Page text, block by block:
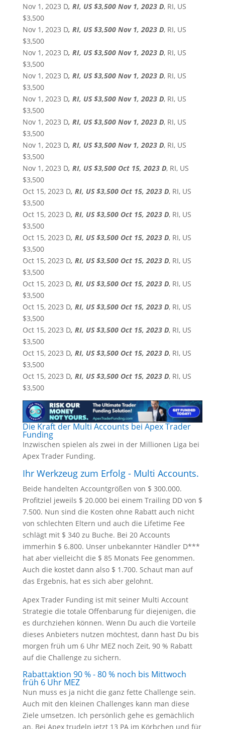
Nov 1, 2023 D, RI, US $3,500 Nov 1, 2023 D, RI, US
$3,500
Nov 1, 2023 D, RI, US $3,500 Nov 1, 2023 D, RI, US
$3,500
Nov 1, 2023 D, RI, US $3,500 Nov 1, 2023 D, RI, US
$3,500
Nov 1, 2023 D, RI, US $3,500 Nov 1, 2023 D, RI, US
$3,500
Nov 1, 2023 D, RI, US $3,500 Nov 1, 2023 D, RI, US
$3,500
Nov 1, 2023 D, RI, US $3,500 Nov 1, 2023 D, RI, US
$3,500
Nov 1, 2023 D, RI, US $3,500 Nov 1, 2023 D, RI, US
$3,500
Nov 1, 2023 D, RI, US $3,500 Oct 15, 2023 D, RI, US
$3,500
Oct 15, 2023 D, RI, US $3,500 Oct 15, 2023 D, RI, US
$3,500
Oct 15, 2023 D, RI, US $3,500 Oct 15, 2023 D, RI, US
$3,500
Oct 15, 2023 D, RI, US $3,500 Oct 15, 2023 D, RI, US
$3,500
Oct 15, 2023 D, RI, US $3,500 Oct 15, 2023 D, RI, US
$3,500
Oct 15, 2023 D, RI, US $3,500 Oct 15, 2023 D, RI, US
$3,500
Oct 15, 2023 D, RI, US $3,500 Oct 15, 2023 D, RI, US
$3,500
Oct 15, 2023 D, RI, US $3,500 Oct 15, 2023 D, RI, US
$3,500
Oct 15, 2023 D, RI, US $3,500 Oct 15, 2023 D, RI, US
$3,500
Oct 15, 2023 D, RI, US $3,500 Oct 15, 2023 D, RI, US
$3,500
Die Kraft der Multi Accounts bei Apex Trader
Funding
Inzwischen spielen als zwei in der Millionen Liga bei
Apex Trader Funding.
Ihr Werkzeug zum Erfolg - Multi Accounts.
Beide handelten Accountgrößen von $ 300.000.
Profitziel jeweils $ 20.000 bei einem Trailing DD von $
7.500. Nun sind die Kosten ohne Rabatt auch nicht
von schlechten Eltern und auch die Lifetime Fee
schlägt mit $ 340 zu Buche. Bei 20 Accounts
immerhin $ 6.800. Unser unbekannter Händler D***
hat aber vielleicht die $ 85 Monats Fee genommen.
Auch die kostet dann also $ 1.700. Schaut man auf
das Ergebnis, hat es sich aber gelohnt.
Apex Trader Funding ist mit seiner Multi Account
Strategie die totale Offenbarung für diejenigen, die
es durchziehen können. Wenn Du auch die Vorteile
dieses Anbieters nutzen möchtest, dann hast Du bis
morgen früh um 6 Uhr MEZ noch Zeit, 90 % Rabatt
auf die Challenge zu sichern.
Rabattaktion 90 % - 80 % noch bis Mittwoch
früh 6 Uhr MEZ
Nun muss es ja nicht die ganz fette Challenge sein.
Auch mit den kleinen Challenges kann man diese
Ziele umsetzen. Ich persönlich gehe es gemächlich
an. Bei Apex trudeln jetzt 13 PA im Körbchen und für